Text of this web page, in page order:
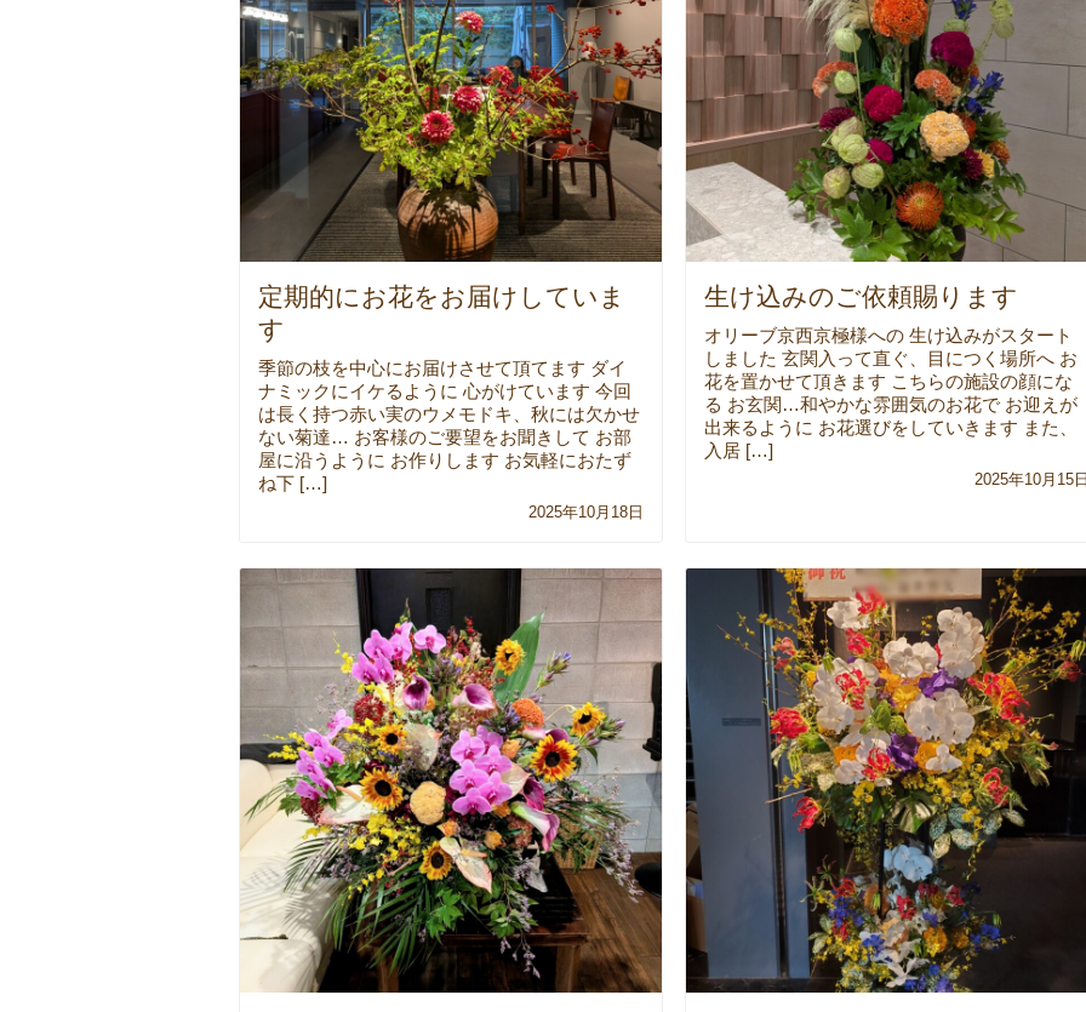
定期的にお花をお届けしていま
す
季節の枝を中心にお届けさせて頂てます ダイ
ナミックにイケるように 心がけています 今回
は長く持つ赤い実のウメモドキ、秋には欠かせ
ない菊達… お客様のご要望をお聞きして お部
屋に沿うように お作りします お気軽におたず
ね下 […]
2025年10月18日
生け込みのご依頼賜ります
オリーブ京西京極様への 生け込みがスタート
しました 玄関入って直ぐ、目につく場所へ お
花を置かせて頂きます こちらの施設の顔にな
る お玄関…和やかな雰囲気のお花で お迎えが
出来るように お花選びをしていきます また、
入居 […]
2025年10月15